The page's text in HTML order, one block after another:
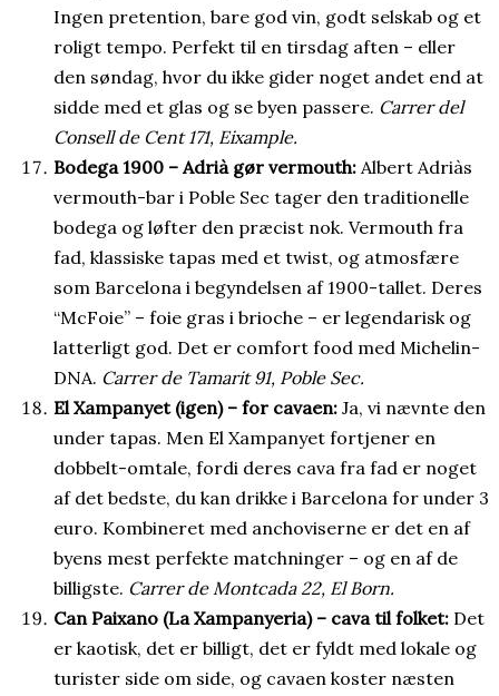
Ingen pretention, bare god vin, godt selskab og et
roligt tempo. Perfekt til en tirsdag aften – eller
den søndag, hvor du ikke gider noget andet end at
sidde med et glas og se byen passere. Carrer del
Consell de Cent 171, Eixample.
Bodega 1900 – Adrià gør vermouth: Albert Adriàs
vermouth-bar i Poble Sec tager den traditionelle
bodega og løfter den præcist nok. Vermouth fra
fad, klassiske tapas med et twist, og atmosfære
som Barcelona i begyndelsen af 1900-tallet. Deres
“McFoie” – foie gras i brioche – er legendarisk og
latterligt god. Det er comfort food med Michelin-
DNA. Carrer de Tamarit 91, Poble Sec.
El Xampanyet (igen) – for cavaen: Ja, vi nævnte den
under tapas. Men El Xampanyet fortjener en
dobbelt-omtale, fordi deres cava fra fad er noget
af det bedste, du kan drikke i Barcelona for under 3
euro. Kombineret med anchoviserne er det en af
byens mest perfekte matchninger – og en af de
billigste. Carrer de Montcada 22, El Born.
Can Paixano (La Xampanyeria) – cava til folket: Det
er kaotisk, det er billigt, det er fyldt med lokale og
turister side om side, og cavaen koster næsten